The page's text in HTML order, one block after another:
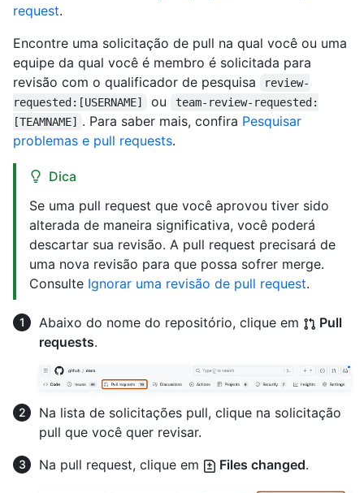
request.
Encontre uma solicitação de pull na qual você ou uma
equipe da qual você é membro é solicitada para
revisão com o qualificador de pesquisa
review-
requested:[USERNAME]
ou
team-review-requested:
[TEAMNAME]
. Para saber mais, confira Pesquisar
problemas e pull requests.
Dica
Se uma pull request que você aprovou tiver sido
alterada de maneira significativa, você poderá
descartar sua revisão. A pull request precisará de
uma nova revisão para que possa sofrer merge.
Consulte Ignorar uma revisão de pull request.
Abaixo do nome do repositório, clique em
Pull
requests.
Na lista de solicitações pull, clique na solicitação
pull que você quer revisar.
Na pull request, clique em
Files changed.